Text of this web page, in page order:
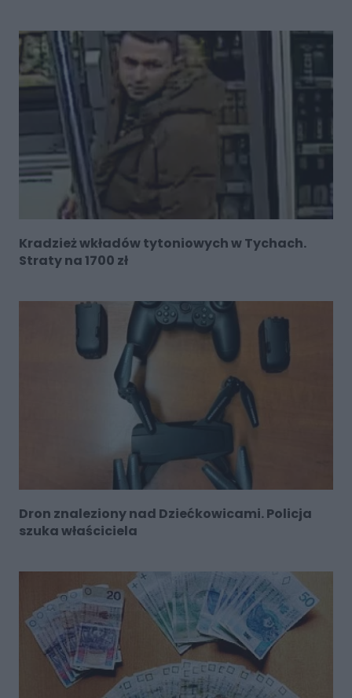
Kradzież wkładów tytoniowych w Tychach.
Straty na 1700 zł
Dron znaleziony nad Dziećkowicami. Policja
szuka właściciela